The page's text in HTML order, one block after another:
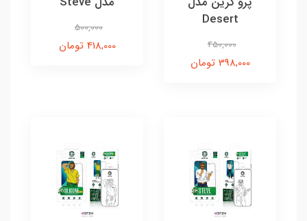
Desert
450,000
398,000 تومان
500,000
418,000 تومان